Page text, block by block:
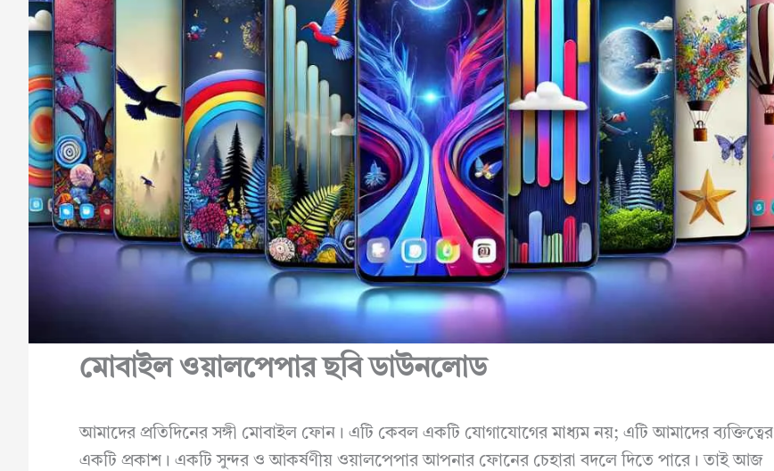
মোবাইল ওয়ালপেপার ছবি ডাউনলোড
আমাদের প্রতিদিনের সঙ্গী মোবাইল ফোন। এটি কেবল একটি যোগাযোগের মাধ্যম নয়; এটি আমাদের ব্যক্তিত্বের
একটি প্রকাশ। একটি সুন্দর ও আকর্ষণীয় ওয়ালপেপার আপনার ফোনের চেহারা বদলে দিতে পারে। তাই আজ